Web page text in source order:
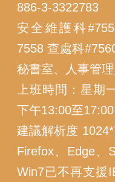
886-3-3322783
安全維護科
7558 查處科
秘書室、人事管
上班時間：星期
下午13:00至17:00
建議解析度
Firefox、Edge、
Win7已不再支援